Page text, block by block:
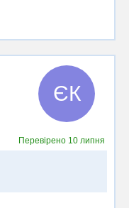
ЄК
Перевірено 10 липня